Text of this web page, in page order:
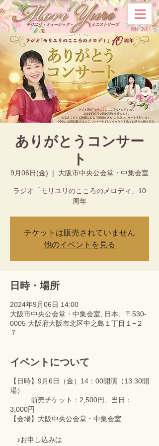
MENU
ありがとうコンサー
ト
9月06日(金)
  |
大阪市中央公会堂・中集会室
ラジオ「モリユリのこころのメロディ」10
周年
チケットは販売されていません
他のイベントを見る
日時・場所
2024年9月06日 14:00
大阪市中央公会堂・中集会室, 日本、〒530-
0005 大阪府大阪市北区中之島１丁目１−２
７
イベントについて
【日時】9月6日（金）14：00開演（13:30開
場）
前売チケット：2,500円、当日：
3,000円
【会場】大阪中央公会堂・中集会室
♪お申し込みは